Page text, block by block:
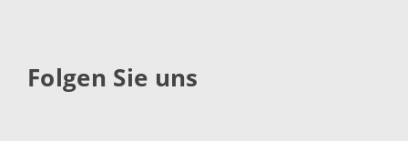
Folgen Sie uns